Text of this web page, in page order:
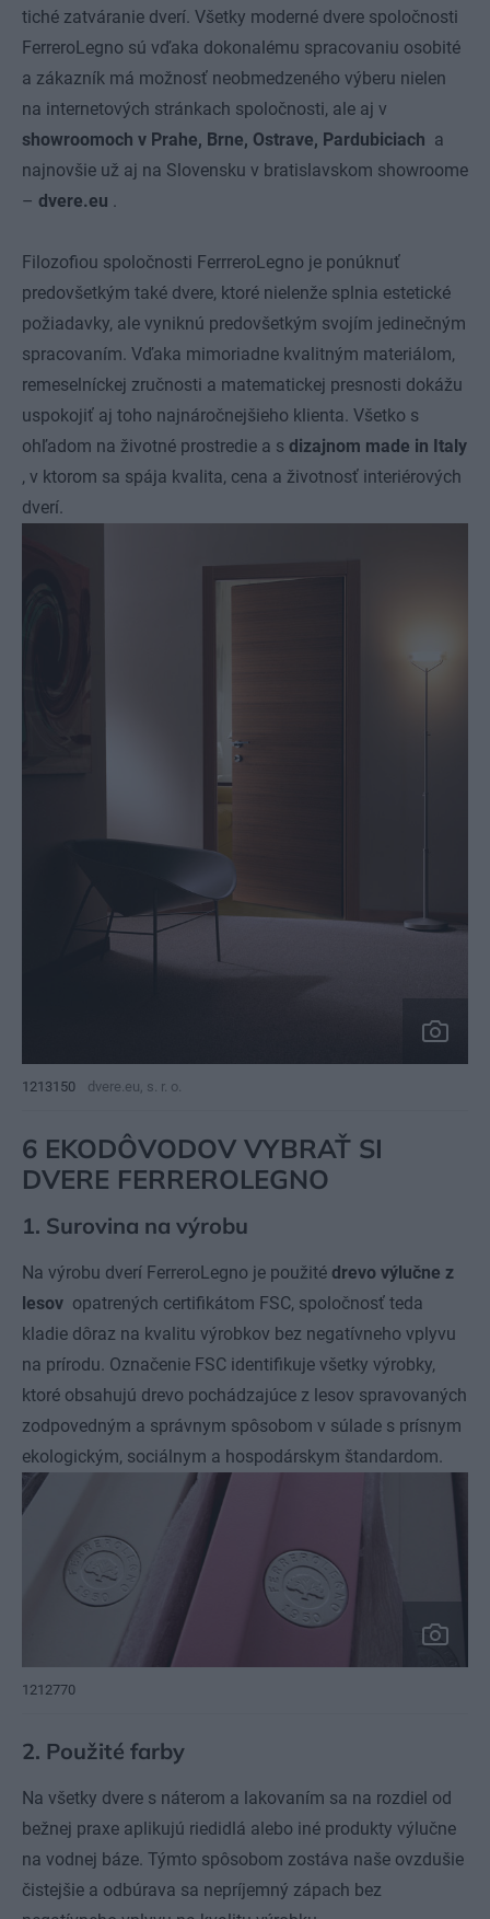
tiché zatváranie dverí. Všetky moderné dvere spoločnosti
FerreroLegno sú vďaka dokonalému spracovaniu osobité
a zákazník má možnosť neobmedzeného výberu nielen
na internetových stránkach spoločnosti, ale aj v
showroomoch v Prahe, Brne, Ostrave, Pardubiciach a
najnovšie už aj na Slovensku v bratislavskom showroome
– dvere.eu .
Filozofiou spoločnosti FerrreroLegno je ponúknuť
predovšetkým také dvere, ktoré nielenže splnia estetické
požiadavky, ale vyniknú predovšetkým svojím jedinečným
spracovaním. Vďaka mimoriadne kvalitným materiálom,
remeselníckej zručnosti a matematickej presnosti dokážu
uspokojiť aj toho najnáročnejšieho klienta. Všetko s
ohľadom na životné prostredie a s dizajnom made in Italy
, v ktorom sa spája kvalita, cena a životnosť interiérových
dverí.
1213150 dvere.eu, s. r. o.
6 EKODÔVODOV VYBRAŤ SI
DVERE FERREROLEGNO
1. Surovina na výrobu
Na výrobu dverí FerreroLegno je použité drevo výlučne z
lesov opatrených certifikátom FSC, spoločnosť teda
kladie dôraz na kvalitu výrobkov bez negatívneho vplyvu
na prírodu. Označenie FSC identifikuje všetky výrobky,
ktoré obsahujú drevo pochádzajúce z lesov spravovaných
zodpovedným a správnym spôsobom v súlade s prísnym
ekologickým, sociálnym a hospodárskym štandardom.
1212770
2. Použité farby
Na všetky dvere s náterom a lakovaním sa na rozdiel od
bežnej praxe aplikujú riedidlá alebo iné produkty výlučne
na vodnej báze. Týmto spôsobom zostáva naše ovzdušie
čistejšie a odbúrava sa nepríjemný zápach bez